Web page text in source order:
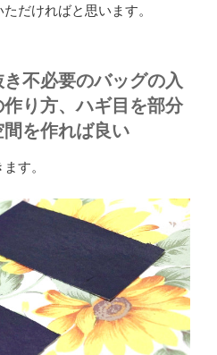
だければと思います。
不必要のバッグの入
り方、ハギ目を部分
を作れば良い
す。